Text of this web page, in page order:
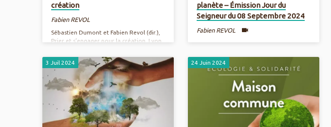
création
Fabien REVOL
Sébastien Dumont et Fabien Revol (dir.),
Prier et s’engager pour la création, Lyon,
https://www.laprocure.com/product/1616977/dumont-
sebastien-prier-avec-la-creation?
srsltid=AfmBOoqxW8my5h6dghRZArVMxE0Wtz8AJCzzZGjeNsxICi4nokZyYk3Q
Date de parution : Nb. de pages : EAN :
Prix : 18 euros Télécharger la couverture
planète – Émission Jour du
Seigneur du 08 Septembre 2024
Fabien REVOL
3 Juil 2024 24 Juin 2024